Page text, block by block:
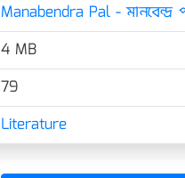
Manabendra Pal - মানবেন্দ্র
4 MB
79
Literature